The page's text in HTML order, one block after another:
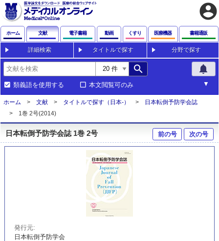
account_circle
ホーム 文献 電子書籍 動画 くすり 医療機器 書籍通販
詳細検索 タイトルで探す 分野で探す
search notifications
類義語を使用する 本文閲覧可のみ
ホーム 文献 タイトルで探す（日本-）
日本転倒予防学会誌
1巻 2号(2014)
日本転倒予防学会誌 1巻 2号 前の号 次の号
発行元
日本転倒予防学会